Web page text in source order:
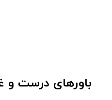
باورهای درست و